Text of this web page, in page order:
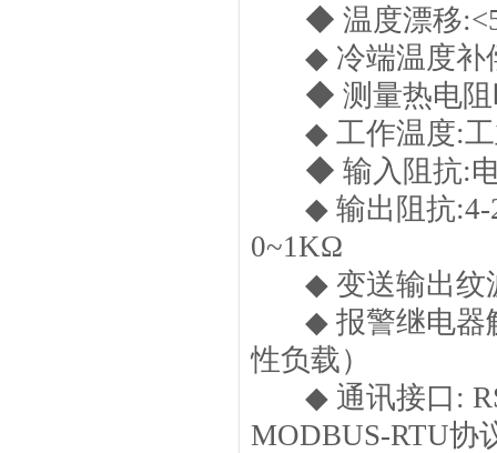
◆ 温度漂移
◆ 冷端温度补
◆ 测量热电阻
◆ 工作温度:工
◆ 输入阻抗:电
◆ 输出阻抗:4-
0~1KΩ
◆ 变送输出纹
◆ 报警继电器触
性负载）
◆ 通讯接口:
MODBUS-RTU协